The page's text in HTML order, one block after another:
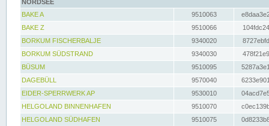
NORDSEE
BAKE A
9510063
BAKE Z
9510066
BORKUM FISCHERBALJE
9340020
BORKUM SÜDSTRAND
9340030
BÜSUM
9510095
DAGEBÜLL
9570040
EIDER-SPERRWERK AP
9530010
HELGOLAND BINNENHAFEN
9510070
HELGOLAND SÜDHAFEN
9510075